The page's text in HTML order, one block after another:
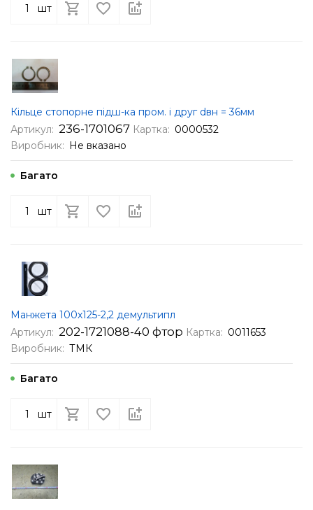
шт
Кільце стопорне підш-ка пром. і друг dвн = 36мм
Артикул: 236-1701067 Картка: 0000532
Виробник: Не вказано
Багато
шт
Манжета 100х125-2,2 демультипл
Артикул: 202-1721088-40 фтор Картка: 0011653
Виробник: ТМК
Багато
шт